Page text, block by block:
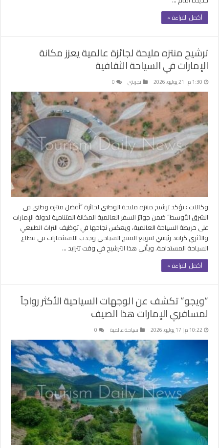
أكمل القراءة »
ترشيح منتزه مليحة لجائزة عالمية يعزز مكانة
الإمارات في السياحة الثقافية
1:30 م | 21 يوليو، 2026 تجربتي 0
وكالات : يؤكد ترشيح منتزه مليحة الوطني لجائزة “أفضل منتزه وطني في
الشرق الأوسط” ضمن جوائز السفر العالمية المكانة المتنامية لدولة الإمارات
على خريطة السياحة العالمية، ويعكس نجاحها في توظيف التراث الطبيعي
والأثري كرافد رئيسي لتنويع المنتج السياحي وجذب الاستثمارات في قطاع
السياحة المستدامة. ويأتي هذا الترشيح في وقت تتزايد …
أكمل القراءة »
“ويجو” تكشف عن الوجهات السياحية الأكثر رواجاً
لمسافري الإمارات هذا الصيف
10:22 م | 17 يوليو، 2026 سياحة عالمية 0